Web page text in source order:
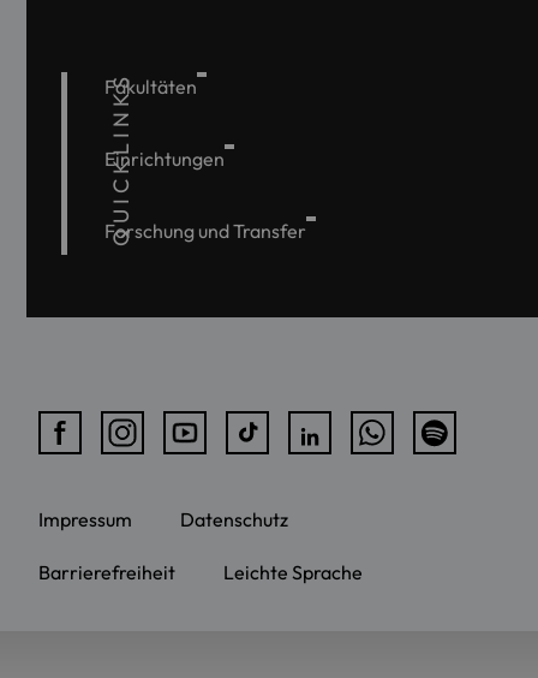
QUICKLINKS
Fakultäten
Einrichtungen
Forschung und Transfer
Impressum Datenschutz
Barrierefreiheit Leichte Sprache